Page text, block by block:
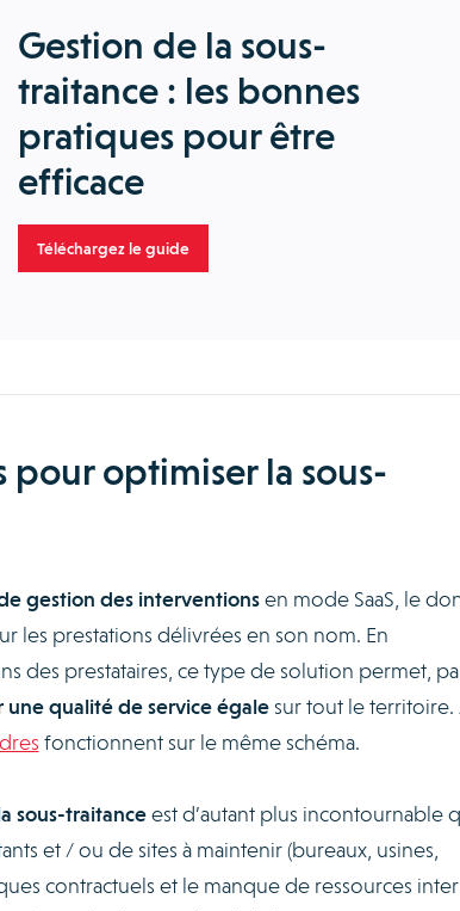
Gestion de la sous-
traitance : les bonnes
pratiques pour être
efficace
Téléchargez le guide
pour optimiser la sous-
gestion des interventionsen mode SaaS, le
les prestations délivrées en son nom. En
des prestataires, ce type de solution permet,
une qualité de service égalesur tout le territoire.
fonctionnent sur le même schéma.
sous-traitanceest d’autant plus incontournable
et / ou de sites à maintenir (bureaux, usines,
contractuels et le manque de ressources